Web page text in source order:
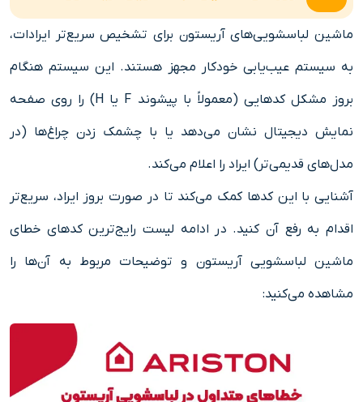
ماشین لباسشویی‌های آریستون برای تشخیص سریع‌تر ایرادات،
به سیستم عیب‌یابی خودکار مجهز هستند. این سیستم هنگام
بروز مشکل کدهایی (معمولاً با پیشوند F یا H) را روی صفحه
نمایش دیجیتال نشان می‌دهد یا با چشمک زدن چراغ‌ها (در
مدل‌های قدیمی‌تر) ایراد را اعلام می‌کند.
آشنایی با این کدها کمک می‌کند تا در صورت بروز ایراد، سریع‌تر
اقدام به رفع آن کنید. در ادامه لیست رایج‌ترین کدهای خطای
ماشین لباسشویی آریستون و توضیحات مربوط به آن‌ها را
مشاهده می‌کنید: